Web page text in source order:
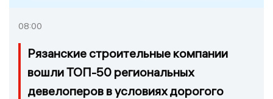
08:00
Рязанские строительные компании
вошли ТОП-50 региональных
девелоперов в условиях дорогого